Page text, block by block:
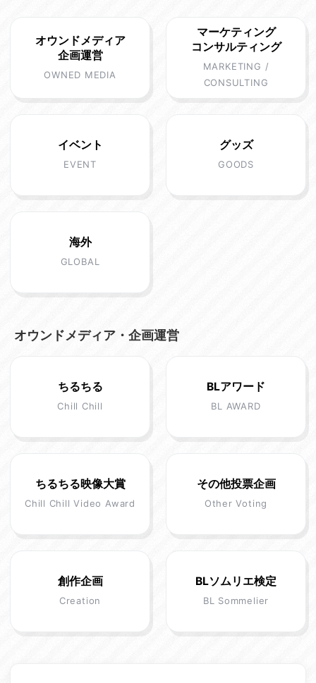
オウンドメディア
企画運営
OWNED MEDIA
マーケティング
コンサルティング
MARKETING /
CONSULTING
イベント
EVENT
グッズ
GOODS
海外
GLOBAL
オウンドメディア・企画運営
ちるちる
Chill Chill
BLアワード
BL AWARD
ちるちる映像大賞
Chill Chill Video Award
その他投票企画
Other Voting
創作企画
Creation
BLソムリエ検定
BL Sommelier